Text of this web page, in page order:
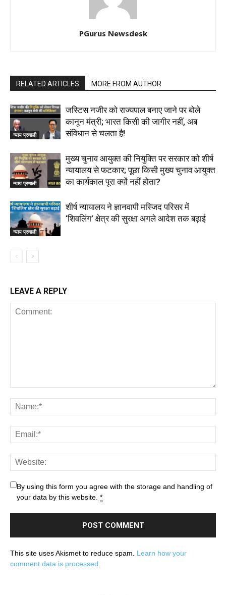
PGurus Newsdesk
RELATED ARTICLES MORE FROM AUTHOR
न्याय प्रणाली
जस्टिस नजीर को राज्यपाल बनाए जाने पर बोले
कानून मंत्री; भारत किसी की जागीर नहीं, अब
संविधान से चलता है!
न्याय प्रणाली
मुख्य चुनाव आयुक्त की नियुक्ति पर सरकार को शीर्ष
न्यायालय से फटकार; पूछा किसी मुख्य चुनाव आयुक्त
का कार्यकाल पूरा क्यों नहीं होता?
न्याय प्रणाली
शीर्ष न्यायालय ने ज्ञानवापी मस्जिद परिसर में
‘शिवलिंग’ क्षेत्र की सुरक्षा अगले आदेश तक बढ़ाई
LEAVE A REPLY
By using this form you agree with the storage and handling of
your data by this website. *
This site uses Akismet to reduce spam. Learn how your
comment data is processed